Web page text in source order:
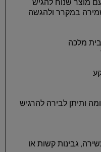
מוצר שנוח להגיש
במקרר ולהגשה
מלכה
ותיתן לבירה להרגיש
גבינות קשות או